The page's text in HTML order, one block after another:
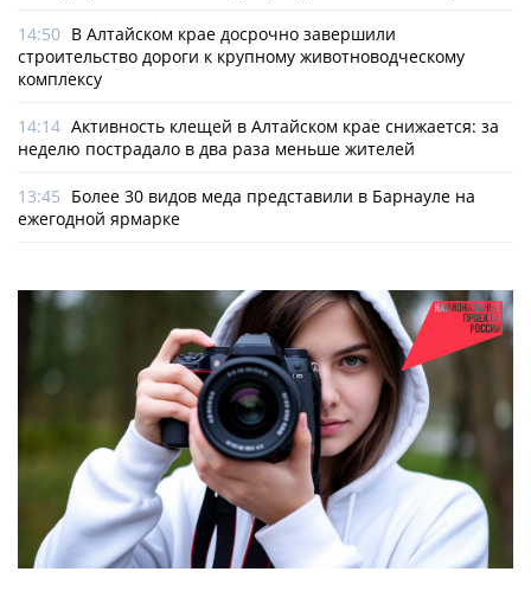
14:50 В Алтайском крае досрочно завершили
строительство дороги к крупному животноводческому
комплексу
14:14 Активность клещей в Алтайском крае снижается: за
неделю пострадало в два раза меньше жителей
13:45 Более 30 видов меда представили в Барнауле на
ежегодной ярмарке